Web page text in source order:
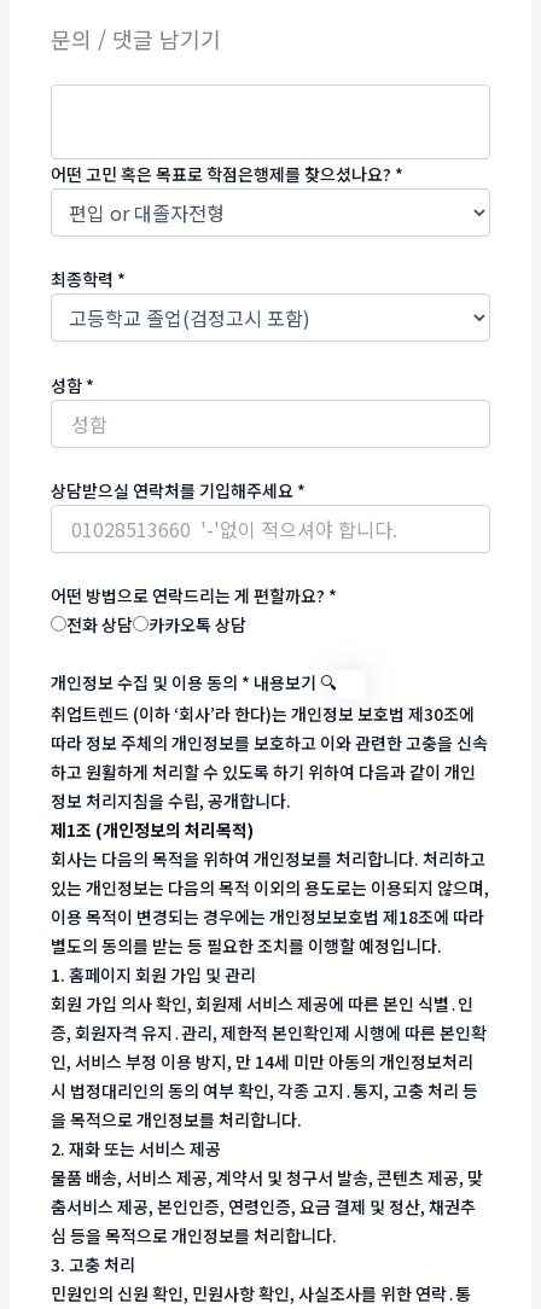
문의 / 댓글 남기기
어떤 고민 혹은 목표로 학점은행제를 찾으셨나요? *
최종학력 *
성함 *
상담받으실 연락처를 기입해주세요 *
어떤 방법으로 연락드리는 게 편할까요? *
전화 상담
카카오톡 상담
개인정보 수집 및 이용 동의 * 내용보기 🔍
취업트렌드 (이하 ‘회사’라 한다)는 개인정보 보호법 제30조에
따라 정보 주체의 개인정보를 보호하고 이와 관련한 고충을 신속
하고 원활하게 처리할 수 있도록 하기 위하여 다음과 같이 개인
정보 처리지침을 수립, 공개합니다.
제1조 (개인정보의 처리목적)
회사는 다음의 목적을 위하여 개인정보를 처리합니다. 처리하고
있는 개인정보는 다음의 목적 이외의 용도로는 이용되지 않으며,
이용 목적이 변경되는 경우에는 개인정보보호법 제18조에 따라
별도의 동의를 받는 등 필요한 조치를 이행할 예정입니다.
1. 홈페이지 회원 가입 및 관리
회원 가입 의사 확인, 회원제 서비스 제공에 따른 본인 식별․인
증, 회원자격 유지․관리, 제한적 본인확인제 시행에 따른 본인확
인, 서비스 부정 이용 방지, 만 14세 미만 아동의 개인정보처리
시 법정대리인의 동의 여부 확인, 각종 고지․통지, 고충 처리 등
을 목적으로 개인정보를 처리합니다.
2. 재화 또는 서비스 제공
물품 배송, 서비스 제공, 계약서 및 청구서 발송, 콘텐츠 제공, 맞
춤서비스 제공, 본인인증, 연령인증, 요금 결제 및 정산, 채권추
심 등을 목적으로 개인정보를 처리합니다.
3. 고충 처리
민원인의 신원 확인, 민원사항 확인, 사실조사를 위한 연락․통